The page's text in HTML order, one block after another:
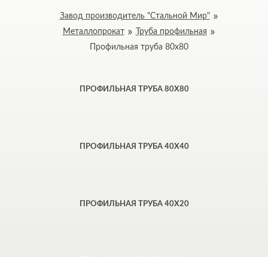
Завод производитель "Стальной Мир"
Металлопрокат
Труба профильная
Профильная труба 80x80
ПРОФИЛЬНАЯ ТРУБА 80Х80
ПРОФИЛЬНАЯ ТРУБА 40Х40
ПРОФИЛЬНАЯ ТРУБА 40Х20